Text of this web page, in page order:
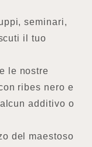
seminari,
il tuo
le nostre
ribes nero e
additivo o
del maestoso